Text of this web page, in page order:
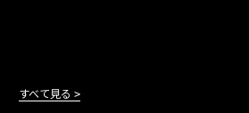
すべて見る